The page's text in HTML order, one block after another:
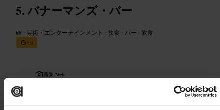
バナーマンズ・バー
¥¥ •芸術・エンターテインメント • 飲食 • バー • 飲食
4.4
画像 /Web